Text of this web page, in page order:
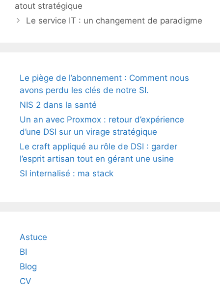
atout stratégique
Le service IT : un changement de paradigme
Le piège de l’abonnement : Comment nous
avons perdu les clés de notre SI.
NIS 2 dans la santé
Un an avec Proxmox : retour d’expérience
d’une DSI sur un virage stratégique
Le craft appliqué au rôle de DSI : garder
l’esprit artisan tout en gérant une usine
SI internalisé : ma stack
Astuce
BI
Blog
CV